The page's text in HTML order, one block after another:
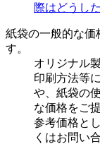
際はどうし
紙袋の一般的な価
す。
オリジナル
印刷方法等
や、紙袋の
な価格をご
参考価格と
くはお問い